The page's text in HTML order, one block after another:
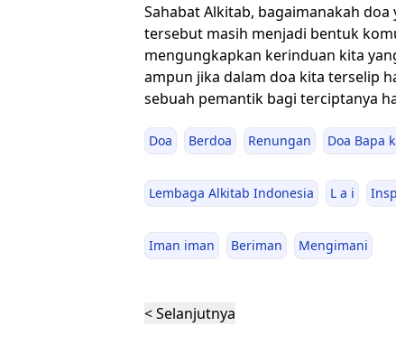
Sahabat Alkitab, bagaimanakah
tersebut masih menjadi bentuk
mengungkapkan kerinduan kita
ampun jika dalam doa kita terselip
sebuah pemantik bagi terciptanya
Doa Berdoa Renungan Doa Bapa
Lembaga Alkitab Indonesia L a i
Iman iman Beriman Mengimani
< Selanjutnya